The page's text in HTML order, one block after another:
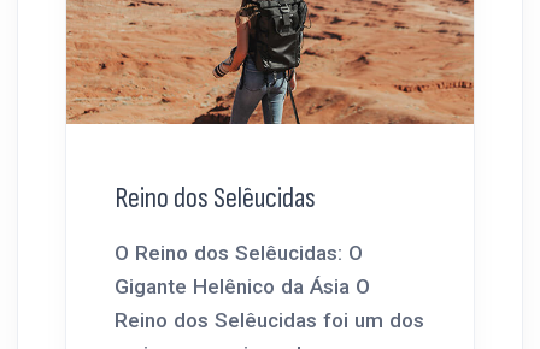
Reino dos Selêucidas
O Reino dos Selêucidas: O
Gigante Helênico da Ásia O
Reino dos Selêucidas foi um dos